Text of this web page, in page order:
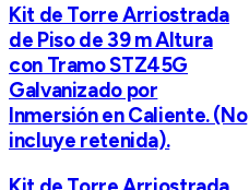
Kit de Torre Arriostrada
de Piso de 39 m Altura
con Tramo STZ45G
Galvanizado por
Inmersión en Caliente. (No
incluye retenida).